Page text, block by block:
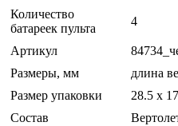
Количество
батареек пульта
4
Артикул
Размеры, мм
длина
Размер упаковки
28.5 x
Состав